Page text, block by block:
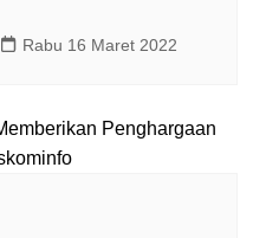
Rabu 16 Maret 2022